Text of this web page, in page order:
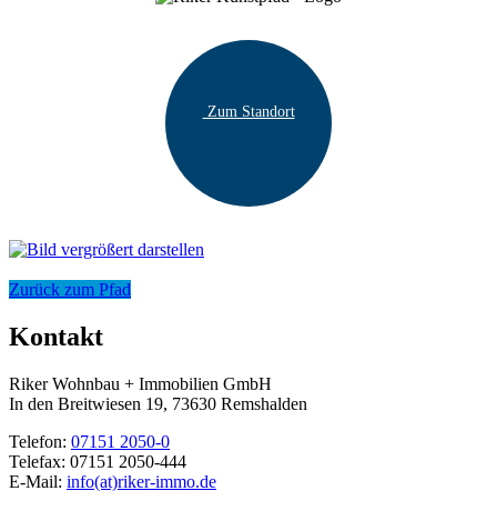
Zum Standort
Zurück zum Pfad
Kontakt
Riker Wohnbau + Immobilien GmbH
In den Breitwiesen 19, 73630 Remshalden
Telefon: 07151 2050-0
Telefax: 07151 2050-444
E-Mail: info(at)riker-immo.de